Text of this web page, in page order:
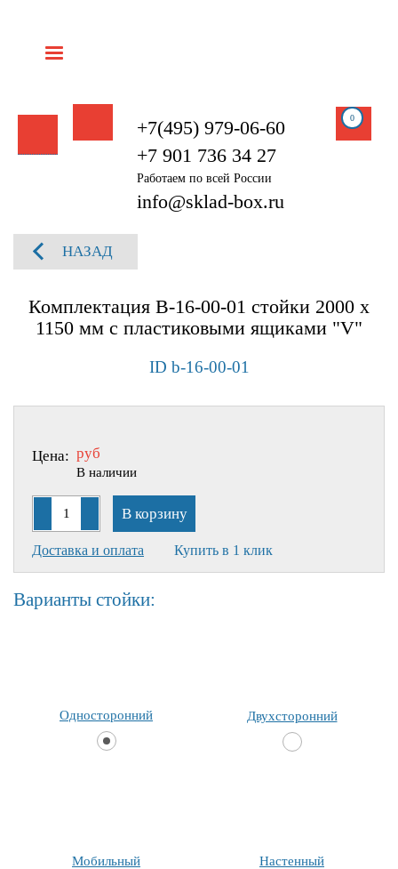
0
+7(495) 979-06-60
+7 901 736 34 27
Работаем по всей России
info@sklad-box.ru
НАЗАД
Комплектация B-16-00-01 стойки 2000 х
1150 мм с пластиковыми ящиками "V"
ID b-16-00-01
Цена: руб
В наличии
В корзину
Купить в 1 клик
Доставка и оплата
Варианты стойки:
Односторонний Двухсторонний
Мобильный Настенный